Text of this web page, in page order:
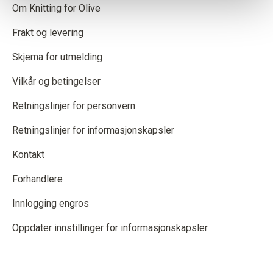
Om Knitting for Olive
Frakt og levering
Skjema for utmelding
Vilkår og betingelser
Retningslinjer for personvern
Retningslinjer for informasjonskapsler
Kontakt
Forhandlere
Innlogging engros
Oppdater innstillinger for informasjonskapsler